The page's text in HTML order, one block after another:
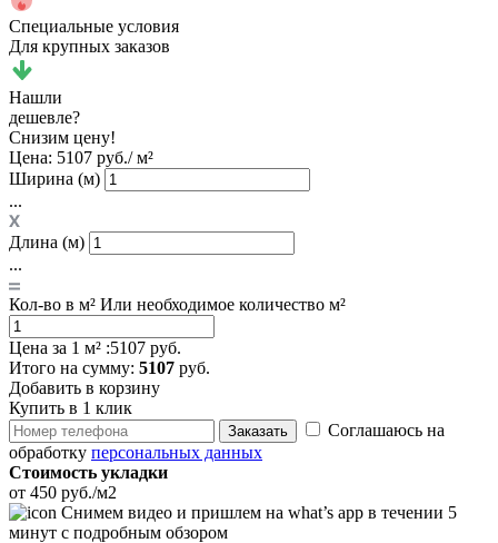
Специальные условия
Для крупных заказов
Нашли
дешевле?
Снизим цену!
Цена: 5107 руб./ м²
Ширина (м)
...
Длина (м)
...
Кол-во в м² Или необходимое количество м²
Цена за 1 м² :5107 руб.
Итого на сумму: 5107 руб.
Добавить в корзину
Купить в 1 клик
Заказать
Соглашаюсь на
обработку персональных данных
Стоимость укладки
от 450 руб./м2
Снимем видео и пришлем на what’s app в течении 5
минут с подробным обзором